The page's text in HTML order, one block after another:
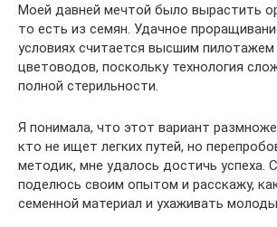
Моей давней мечтой было вырастить
то есть из семян. Удачное
условиях считается высшим пилотажем
цветоводов, поскольку технология
полной стерильности.
Я понимала, что этот вариант
кто не ищет легких путей, но
методик, мне удалось достичь успеха.
поделюсь своим опытом и расскажу,
семенной материал и ухаживать